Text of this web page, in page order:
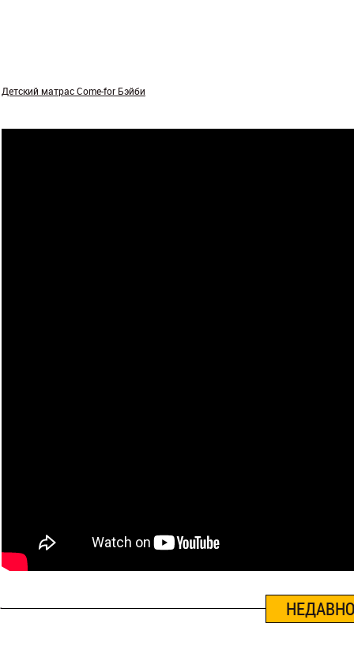
Детский матрас Come-for Бэйби